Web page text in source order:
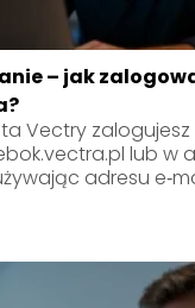
– jak
Vectry zalogujesz
lub w
adresu